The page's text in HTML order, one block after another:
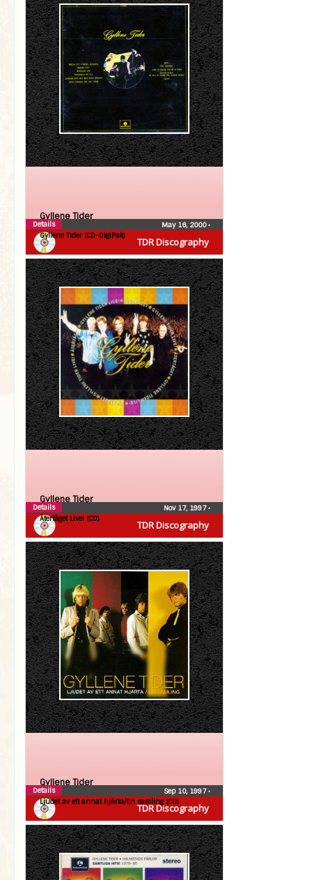
TDR Discography
Gyllene Tider
Gyllene Tider (CD-DigiPak)
May 16, 2000•
Details
TDR Discography
Gyllene Tider
Återtåget Live! (CD)
Nov 17, 1997•
Details
TDR Discography
Gyllene Tider
Ljudet av ett annat hjärta/En samling (CD)
Sep 10, 1997•
Details